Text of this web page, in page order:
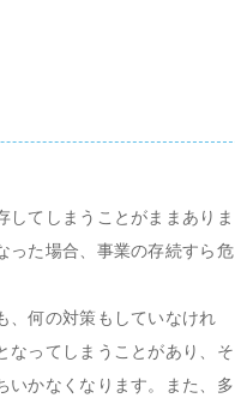
してしまうことがままありま
った場合、事業の存続すら危
、何の対策もしていなけれ
なってしまうことがあり、そ
いかなくなります。また、多